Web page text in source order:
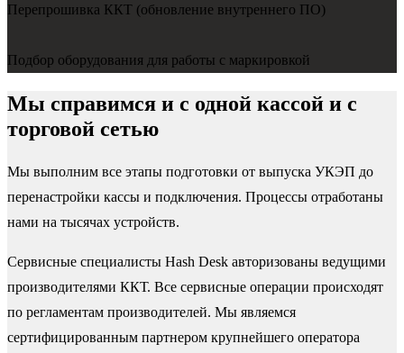
Перепрошивка ККТ (обновление внутреннего ПО)
Подбор оборудования для работы с маркировкой
Мы справимся и с одной кассой и с
торговой сетью
Мы выполним все этапы подготовки от выпуска УКЭП до
перенастройки кассы и подключения. Процессы отработаны
нами на тысячах устройств.
Сервисные специалисты Hash Desk авторизованы ведущими
производителями ККТ. Все сервисные операции происходят
по регламентам производителей. Мы являемся
сертифицированным партнером крупнейшего оператора